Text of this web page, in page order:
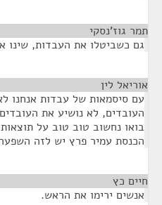
תמר גוז'נסקי
גם כשביטלו את העבדות, שינו
אוריאל לין
עם סיסמאות של עבדות אנחנו
העובדים, לא נושיע את
בואו נחשוב טוב טוב על
הכנסת עמיר פרץ יש לזה
חיים כץ
אנשים ירימו את הראש.